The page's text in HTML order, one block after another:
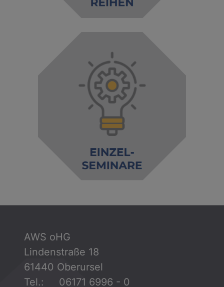
AWS oHG
Lindenstraße 18
61440 Oberursel
Tel.: 06171 6996 - 0